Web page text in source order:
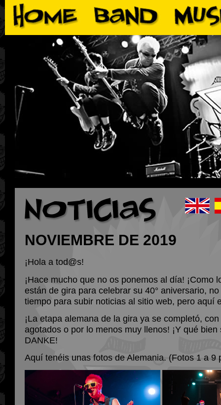
NOVIEMBRE DE 2019
¡Hola a tod@s!
¡Hace mucho que no os ponemos al día! ¡Como
están de gira para celebrar su 40° aniversario,
tiempo para subir noticias al sitio web, pero aquí
¡La etapa alemana de la gira ya se completó,
agotados o por lo menos muy llenos! ¡Y qué
DANKE!
Aquí tenéis unas fotos de Alemania. (Fotos 1 a 9